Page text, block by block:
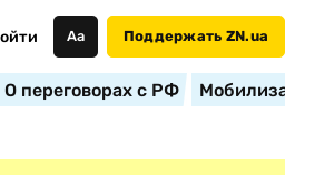
Аа Поддержать ZN.ua
О переговорах с РФ